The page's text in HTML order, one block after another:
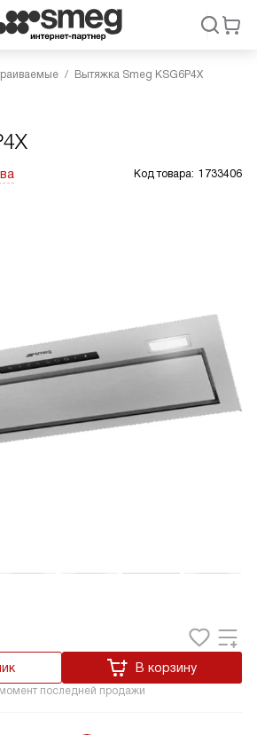
Вытяжка Smeg KSG6P4X
Код товара: 1733406
В корзину
последней продажи